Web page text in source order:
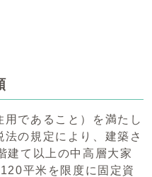
であること）を満たし
の規定により、建築さ
建て以上の中高層大家
平米を限度に固定資